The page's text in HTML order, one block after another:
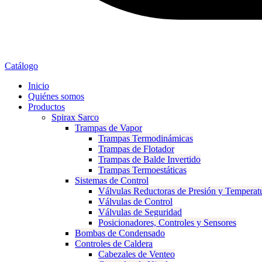
Catálogo
Inicio
Quiénes somos
Productos
Spirax Sarco
Trampas de Vapor
Trampas Termodinámicas
Trampas de Flotador
Trampas de Balde Invertido
Trampas Termoestáticas
Sistemas de Control
Válvulas Reductoras de Presión y
Válvulas de Control
Válvulas de Seguridad
Posicionadores, Controles y Sensores
Bombas de Condensado
Controles de Caldera
Cabezales de Venteo